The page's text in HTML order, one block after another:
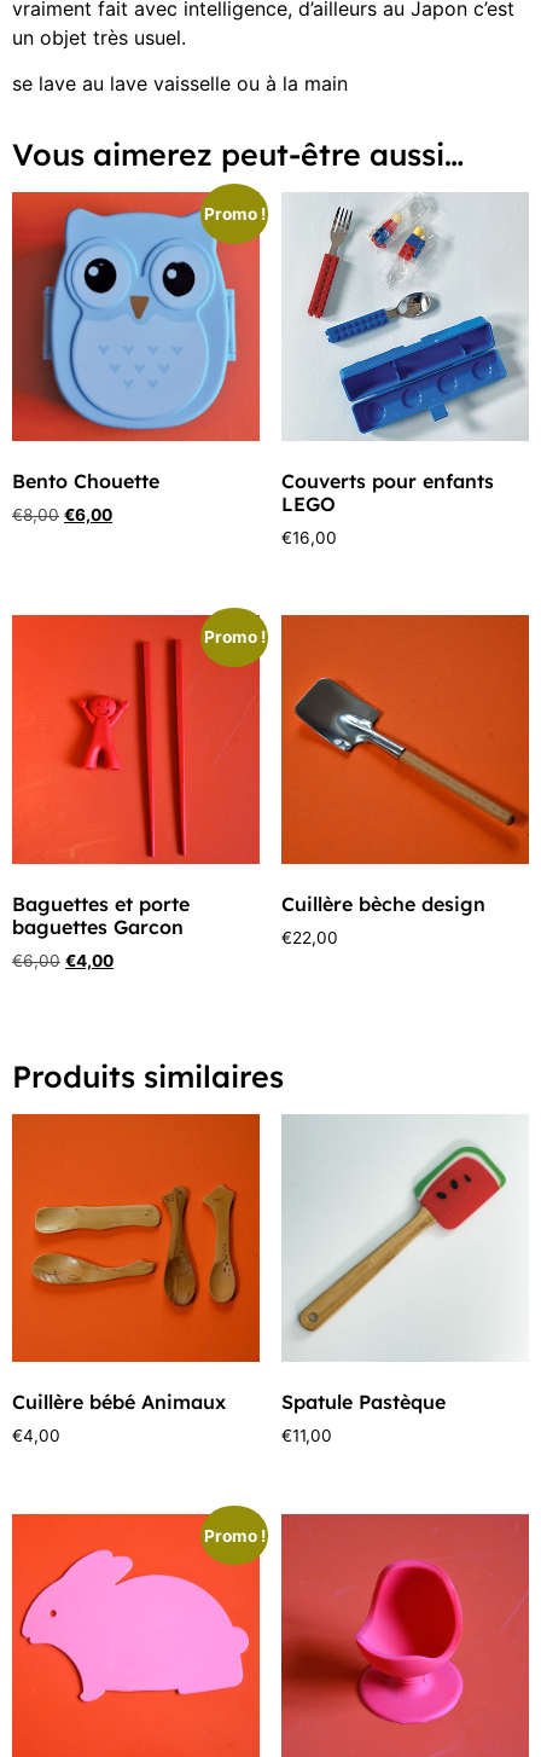
vraiment fait avec intelligence, d’ailleurs au Japon c’est
un objet très usuel.
se lave au lave vaisselle ou à la main
Vous aimerez peut-être aussi…
Promo !
Bento Chouette
€8,00 €6,00
Couverts pour enfants
LEGO
€16,00
Promo !
Baguettes et porte
baguettes Garcon
€6,00 €4,00
Cuillère bèche design
€22,00
Produits similaires
Cuillère bébé Animaux
€4,00
Spatule Pastèque
€11,00
Promo !